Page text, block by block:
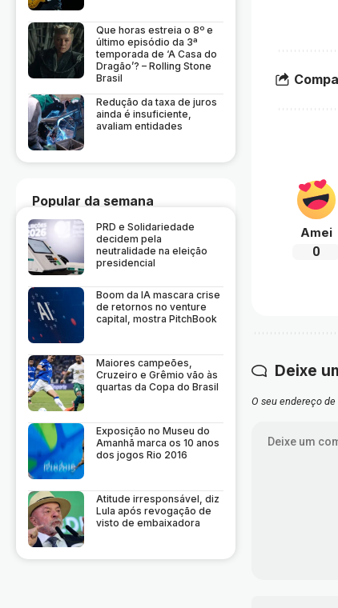
Que horas estreia o 8º e
último episódio da 3ª
temporada de ‘A Casa do
Dragão’? – Rolling Stone
Brasil
Redução da taxa de juros
ainda é insuficiente,
avaliam entidades
Popular da semana
PRD e Solidariedade
decidem pela
neutralidade na eleição
presidencial
Boom da IA mascara crise
de retornos no venture
capital, mostra PitchBook
Maiores campeões,
Cruzeiro e Grêmio vão às
quartas da Copa do Brasil
Exposição no Museu do
Amanhã marca os 10 anos
dos jogos Rio 2016
Atitude irresponsável, diz
Lula após revogação de
visto de embaixadora
Amei
0
Deixe
O seu endereço